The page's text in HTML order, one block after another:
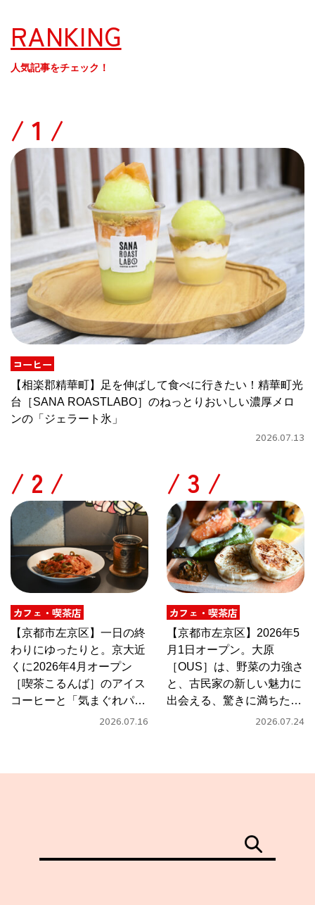
RANKING
人気記事をチェック！
/
コーヒー
【相楽郡精華町】足を伸ばして食べに行きたい！精華町光
台［SANA ROASTLABO］のねっとりおいしい濃厚メロ
ンの「ジェラート氷」
2026.07.13
/
カフェ・喫茶店
【京都市左京区】一日の終
わりにゆったりと。京大近
くに2026年4月オープン
［喫茶こるんば］のアイス
コーヒーと「気まぐれパス
2026.07.16
/
カフェ・喫茶店
【京都市左京区】2026年5
月1日オープン。大原
［OUS］は、野菜の力強さ
と、古民家の新しい魅力に
出会える、驚きに満ちたカ
2026.07.24